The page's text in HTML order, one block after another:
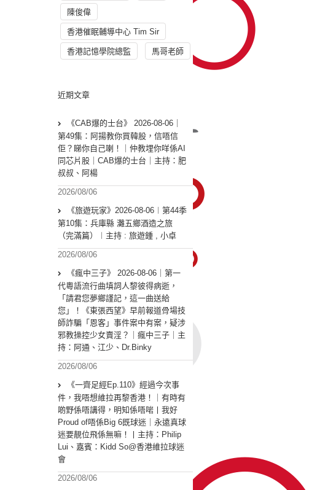
陳俊偉
香港催眠輔導中心 Tim Sir
香港記憶學院總監 馬哥老師
近期文章
《CAB爆的士台》 2026-08-06｜
第49集：阿揚教你買韓股，信唔信
佢？睇你自己喇！｜仲教埋你咩係AI
同芯片股｜CAB爆的士台｜主持：肥
叔叔、阿楊
2026/08/06
《旅遊玩家》2026-08-06︱第44季
第10集：兵庫縣 灘五鄉酒造之旅
（完滿篇）︱主持 : 旅遊鍾 , 小卓
2026/08/06
《瘋中三子》 2026-08-06｜第一
代粵語流行曲填詞人黎彼得病逝，
「請君您夢鄉謹記，這一曲送給
您」！《東張西望》早前報道骨場技
師詐騙「恩客」事件案中有案，疑涉
邪教操控少女賣淫？｜瘋中三子｜主
持：阿通、江少、Dr.Binky
2026/08/06
《一齊足經Ep.110》經過今次事
件，我唔想維拉再黎香港！｜有時有
啲野係唔講得，明知係唔啱丨我好
Proud of唔係Big 6既球迷｜永遠真球
迷要靚位飛係無嘛！丨主持：Philip
Lui、嘉賓：Kidd So@香港維拉球迷
會
2026/08/06